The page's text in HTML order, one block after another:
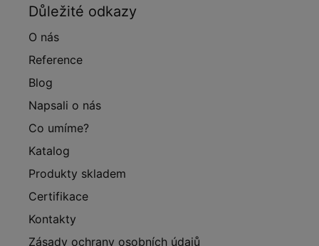
Důležité odkazy
O nás
Reference
Blog
Napsali o nás
Co umíme?
Katalog
Produkty skladem
Certifikace
Kontakty
Zásady ochrany osobních údajů